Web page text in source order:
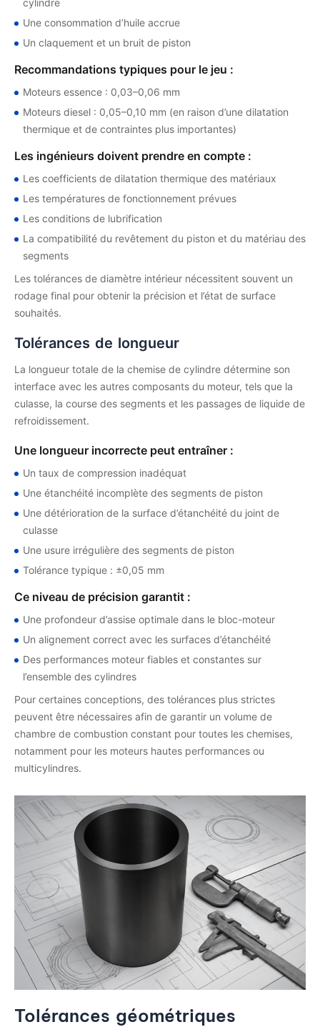
Une consommation d’huile accrue
Un claquement et un bruit de piston
Recommandations typiques pour le jeu :
Moteurs essence : 0,03–0,06 mm
Moteurs diesel : 0,05–0,10 mm (en raison d’une dilatation
thermique et de contraintes plus importantes)
Les ingénieurs doivent prendre en compte :
Les coefficients de dilatation thermique des matériaux
Les températures de fonctionnement prévues
Les conditions de lubrification
La compatibilité du revêtement du piston et du matériau des
segments
Les tolérances de diamètre intérieur nécessitent souvent un
rodage final pour obtenir la précision et l’état de surface
souhaités.
Tolérances de longueur
La longueur totale de la chemise de cylindre détermine son
interface avec les autres composants du moteur, tels que la
culasse, la course des segments et les passages de liquide de
refroidissement.
Une longueur incorrecte peut entraîner :
Un taux de compression inadéquat
Une étanchéité incomplète des segments de piston
Une détérioration de la surface d’étanchéité du joint de
culasse
Une usure irrégulière des segments de piston
Tolérance typique : ±0,05 mm
Ce niveau de précision garantit :
Une profondeur d’assise optimale dans le bloc-moteur
Un alignement correct avec les surfaces d’étanchéité
Des performances moteur fiables et constantes sur
l’ensemble des cylindres
Pour certaines conceptions, des tolérances plus strictes
peuvent être nécessaires afin de garantir un volume de
chambre de combustion constant pour toutes les chemises,
notamment pour les moteurs hautes performances ou
multicylindres.
Tolérances géométriques